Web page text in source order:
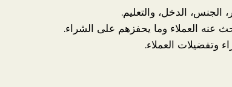
الجنس، الدخل، والتعليم.
عنه العملاء وما يحفزهم على الشراء.
وتفضيلات العملاء.